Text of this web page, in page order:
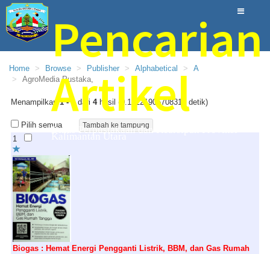
Pencarian
Artikel
Dinas Perpustakaan dan Kearsipan Provinsi
Home Browse Publisher Alphabetical
A
AgroMedia Pustaka,
Menampilkan1 - 4dari 4hasil (0.15221905708313 detik)
Pilih semua
1
Biogas : Hemat Energi Pengganti Listrik, BBM, dan Gas Rumah